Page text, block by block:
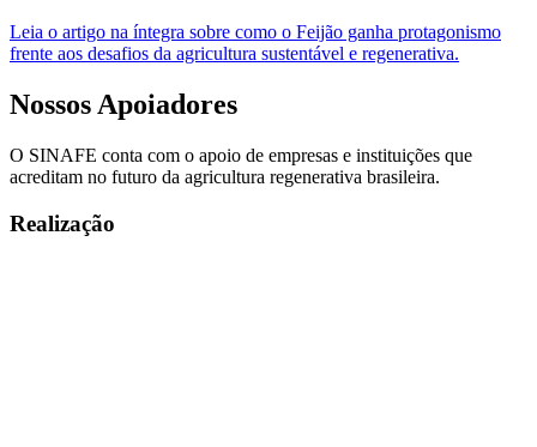
Leia o artigo na íntegra sobre como o Feijão ganha protagonismo
frente aos desafios da agricultura sustentável e regenerativa.
Nossos Apoiadores
O SINAFE conta com o apoio de empresas e instituições que
acreditam no futuro da agricultura regenerativa brasileira.
Realização